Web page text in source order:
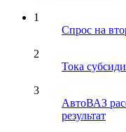
1
Спрос на
2
Тока
3
АвтоВАЗ
результат